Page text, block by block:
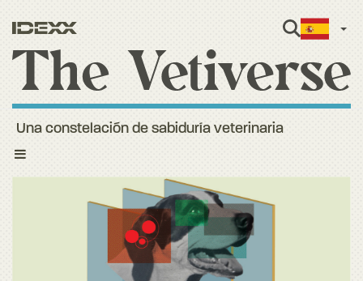
Toggle
Una constelación de sabiduría veterinaria